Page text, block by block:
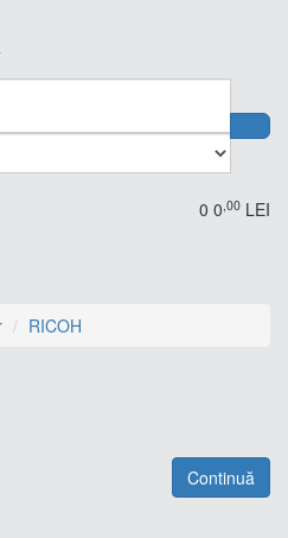
0 0,00 LEI
RICOH
Continuă